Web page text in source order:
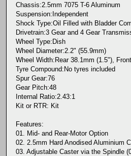
Chassis:2.5mm 7075 T-6 Aluminum
Suspension:Independent
Shock Type:Oil Filled with Bladder
Drivetrain:3 Gear and 4 Gear
Wheel Type:Dish
Wheel Diameter:2.2" (55.9mm)
Wheel Width:Rear 38.1mm (1.5"),
Tyre Compound:No tyres included
Spur Gear:76
Gear Pitch:48
Internal Ratio:2.43:1
Kit or RTR: Kit
Features:
01. Mid- and Rear-Motor Option
02. 2.5mm Hard Anodised Aluminium
03. Adjustable Caster via the Spindle